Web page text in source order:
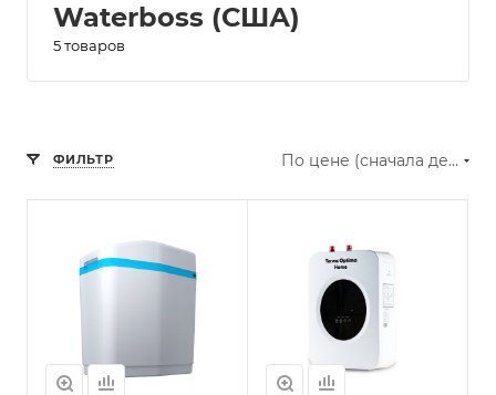
Waterboss (США)
5 товаров
ФИЛЬТР По цене (сначала дешёвые)